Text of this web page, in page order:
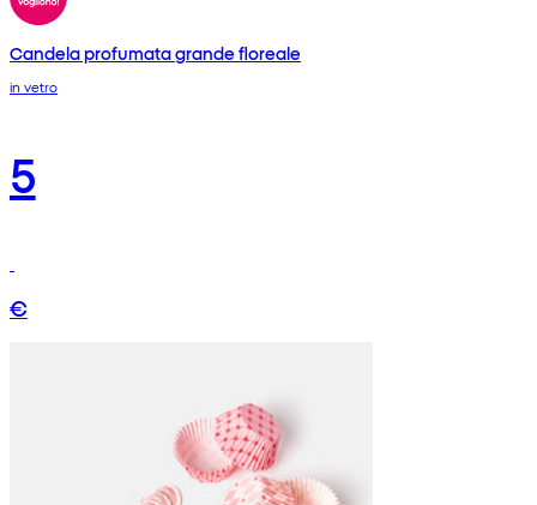
Candela profumata grande floreale
in vetro
5
€